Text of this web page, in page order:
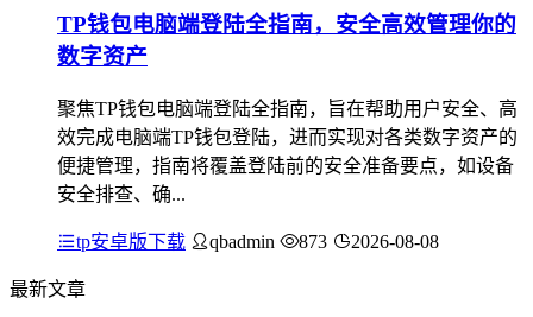
TP钱包电脑端登陆全指南，安全高效管理你的
数字资产
聚焦TP钱包电脑端登陆全指南，旨在帮助用户安全、高
效完成电脑端TP钱包登陆，进而实现对各类数字资产的
便捷管理，指南将覆盖登陆前的安全准备要点，如设备
安全排查、确...
tp安卓版下载 qbadmin 873 2026-08-08
最新文章